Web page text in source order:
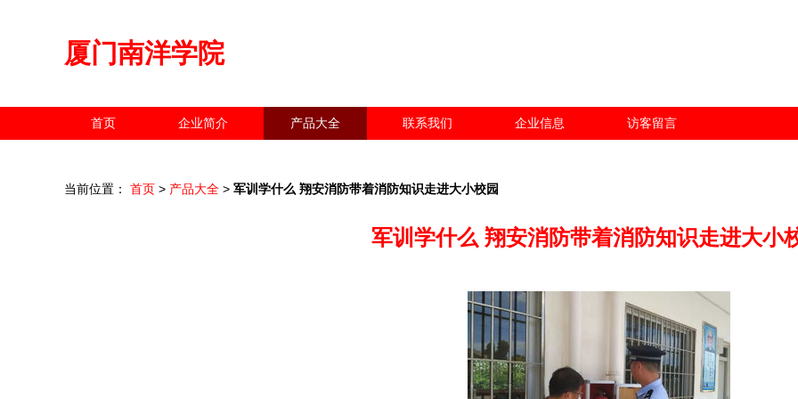
厦门南洋学院
首页 企业简介 产品大全 联系我们 企业信息 访客留言
当前位置： 首页 > 产品大全 > 军训学什么 翔安消防带着消防知识走进大小校园
军训学什么 翔安消防带着消防知识走进大小